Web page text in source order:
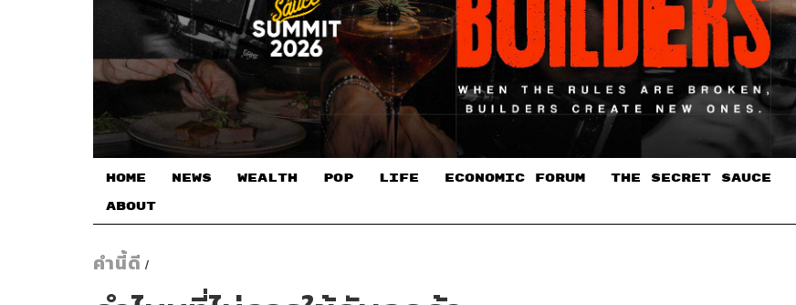
HOME NEWS WEALTH POP LIFE ECONOMIC FORUM THE SECRET SAUCE​
ABOUT
คำนี้ดี /